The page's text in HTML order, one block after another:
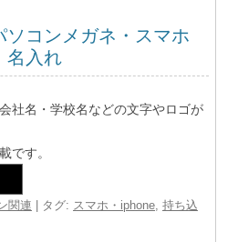
ソコンメガネ・スマホ
名入れ
社名・学校名などの文字やロゴが
です。
関連 | タグ: スマホ・iphone, 持ち込